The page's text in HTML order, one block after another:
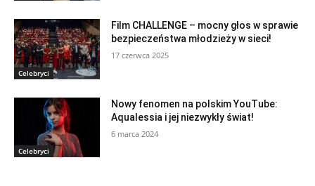
Celebryci
Film CHALLENGE – mocny głos w sprawie
bezpieczeństwa młodzieży w sieci!
17 czerwca 2025
Celebryci
Nowy fenomen na polskim YouTube:
Aqualessia i jej niezwykły świat!
6 marca 2024